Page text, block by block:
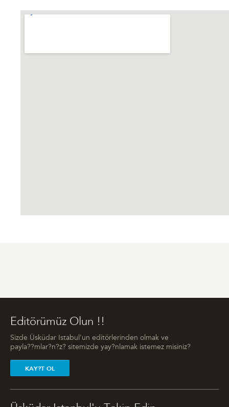
Editörümüz Olun !!
Sizde Üsküdar Istabul'un editörlerinden olmak ve
payla??mlar?n?z? sitemizde yay?nlamak istemez misiniz?
KAY?T OL